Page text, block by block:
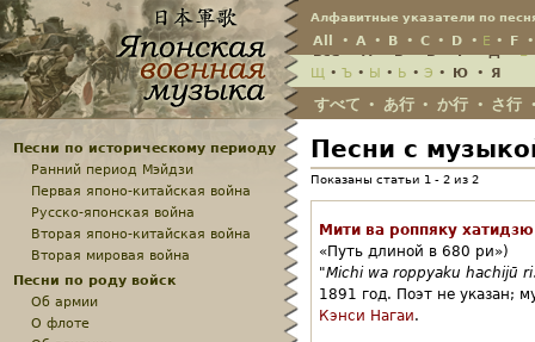
Алфавитные указатели по
All • A • B • C • D • E • F
Всё•А•Б•В•Г•Д•Е
Щ • Ъ • Ы • Ь • Э • Ю • Я
すべて • あ行 • か行 • さ行
Песни с
Показаны статьи 1 - 2 из 2
Мити ва роппяку
«Путь длиной в 680 ри»)
"Michi wa roppyaku hachijū ri
1891 год. Поэт не указан;
Кэнси Нагаи.
Песни по историческому периоду
Ранний период Мэйдзи
Первая японо-китайская война
Русско-японская война
Вторая японо-китайская война
Вторая мировая война
Песни по роду войск
Об армии
О флоте